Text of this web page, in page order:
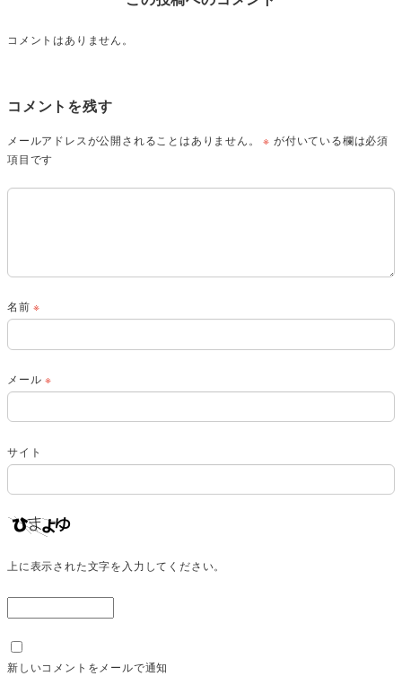
コメントはありません。
コメントを残す
メールアドレスが公開されることはありません。 ※ が付いている欄は必須
項目です
名前※
メール※
サイト
上に表示された文字を入力してください。
新しいコメントをメールで通知